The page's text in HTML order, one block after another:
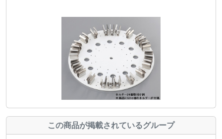
この商品が掲載されているグループ